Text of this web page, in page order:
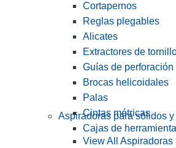
Cortapernos
Reglas plegables
Alicates
Extractores de
Guías de
Brocas helicoidales
Palas
Cintas métricas
Cajas de
Aspiradoras para sólidos
View All Aspiradoras